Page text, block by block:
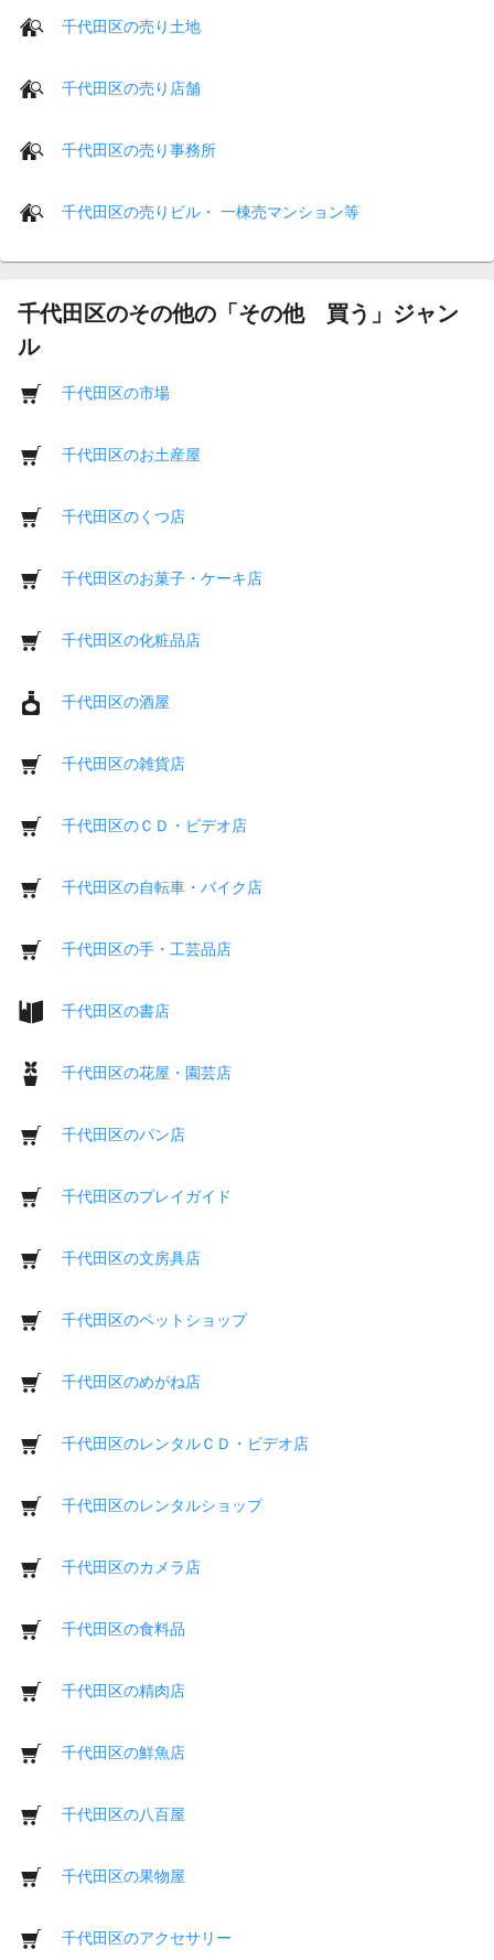
千代田区の売り土地
千代田区の売り店舗
千代田区の売り事務所
千代田区の売りビル・ 一棟売マンション等
千代田区のその他の「その他 買う」ジャン
ル
千代田区の市場
千代田区のお土産屋
千代田区のくつ店
千代田区のお菓子・ケーキ店
千代田区の化粧品店
千代田区の酒屋
千代田区の雑貨店
千代田区のＣＤ・ビデオ店
千代田区の自転車・バイク店
千代田区の手・工芸品店
千代田区の書店
千代田区の花屋・園芸店
千代田区のパン店
千代田区のプレイガイド
千代田区の文房具店
千代田区のペットショップ
千代田区のめがね店
千代田区のレンタルＣＤ・ビデオ店
千代田区のレンタルショップ
千代田区のカメラ店
千代田区の食料品
千代田区の精肉店
千代田区の鮮魚店
千代田区の八百屋
千代田区の果物屋
千代田区のアクセサリー